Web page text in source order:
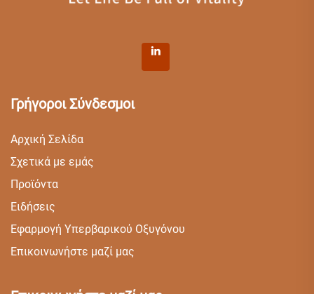
Γρήγοροι Σύνδεσμοι
Αρχική Σελίδα
Σχετικά με εμάς
Προϊόντα
Ειδήσεις
Εφαρμογή Υπερβαρικού Οξυγόνου
Επικοινωνήστε μαζί μας